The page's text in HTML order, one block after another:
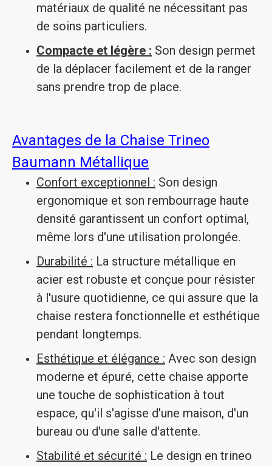
matériaux de qualité ne nécessitant pas
de soins particuliers.
Compacte et légère : Son design permet
de la déplacer facilement et de la ranger
sans prendre trop de place.
Avantages de la Chaise Trineo
Baumann Métallique
Confort exceptionnel : Son design
ergonomique et son rembourrage haute
densité garantissent un confort optimal,
même lors d'une utilisation prolongée.
Durabilité : La structure métallique en
acier est robuste et conçue pour résister
à l'usure quotidienne, ce qui assure que la
chaise restera fonctionnelle et esthétique
pendant longtemps.
Esthétique et élégance : Avec son design
moderne et épuré, cette chaise apporte
une touche de sophistication à tout
espace, qu'il s'agisse d'une maison, d'un
bureau ou d'une salle d'attente.
Stabilité et sécurité : Le design en trineo